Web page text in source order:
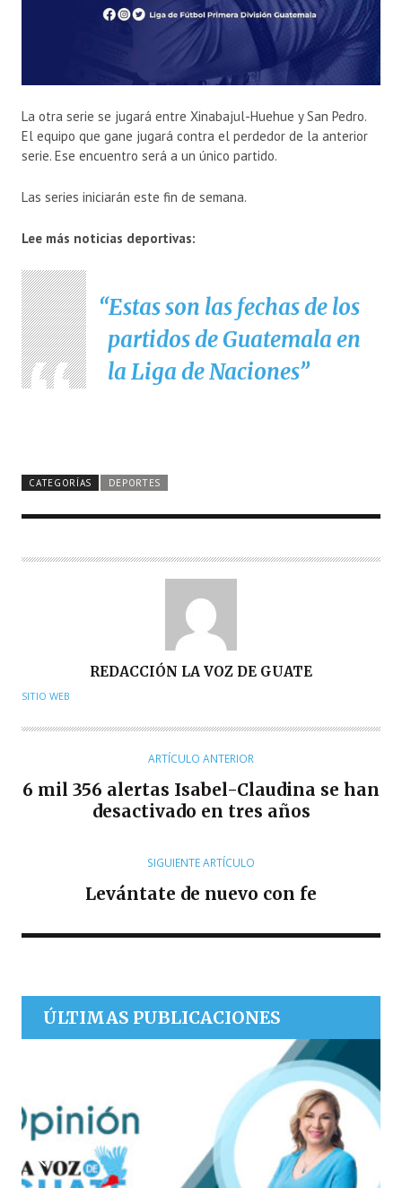
La otra serie se jugará entre Xinabajul-Huehue y San Pedro.
El equipo que gane jugará contra el perdedor de la anterior
serie. Ese encuentro será a un único partido.
Las series iniciarán este fin de semana.
Lee más noticias deportivas:
Estas son las fechas de los
partidos de Guatemala en
la Liga de Naciones
CATEGORÍAS DEPORTES
U
O
REDACCIÓN LA VOZ DE GUATE
SITIO WEB
ARTÍCULO ANTERIOR
6 mil 356 alertas Isabel-Claudina se han
desactivado en tres años
SIGUIENTE ARTÍCULO
Levántate de nuevo con fe
ÚLTIMAS PUBLICACIONES